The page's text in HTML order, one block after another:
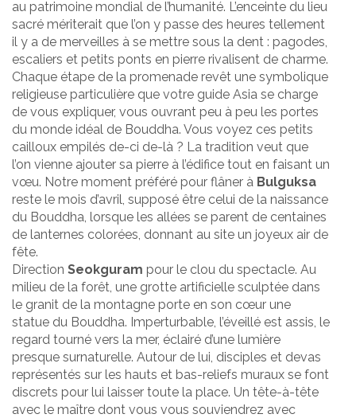
au patrimoine mondial de l’humanité. L’enceinte du lieu
sacré mériterait que l’on y passe des heures tellement
il y a de merveilles à se mettre sous la dent : pagodes,
escaliers et petits ponts en pierre rivalisent de charme.
Chaque étape de la promenade revêt une symbolique
religieuse particulière que votre guide Asia se charge
de vous expliquer, vous ouvrant peu à peu les portes
du monde idéal de Bouddha. Vous voyez ces petits
cailloux empilés de-ci de-là ? La tradition veut que
l’on vienne ajouter sa pierre à l’édifice tout en faisant un
vœu. Notre moment préféré pour flâner à Bulguksa
reste le mois d’avril, supposé être celui de la naissance
du Bouddha, lorsque les allées se parent de centaines
de lanternes colorées, donnant au site un joyeux air de
fête.
Direction Seokguram pour le clou du spectacle. Au
milieu de la forêt, une grotte artificielle sculptée dans
le granit de la montagne porte en son cœur une
statue du Bouddha. Imperturbable, l’éveillé est assis, le
regard tourné vers la mer, éclairé d’une lumière
presque surnaturelle. Autour de lui, disciples et devas
représentés sur les hauts et bas-reliefs muraux se font
discrets pour lui laisser toute la place. Un tête-à-tête
avec le maître dont vous vous souviendrez avec